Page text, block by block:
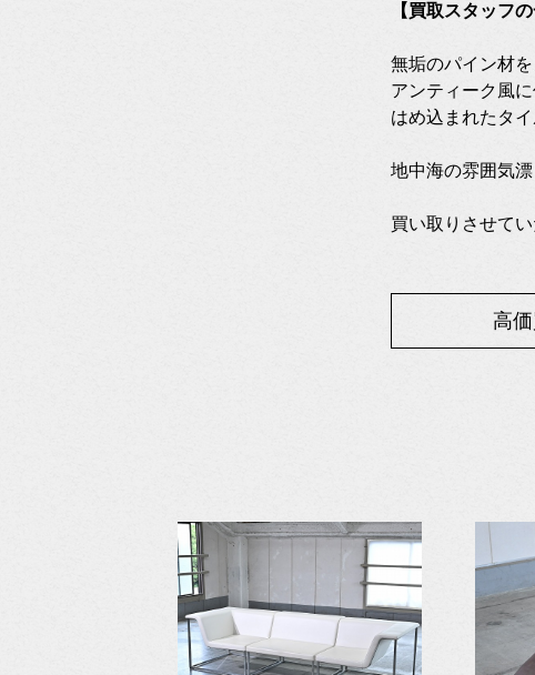
【買取スタッフ
無垢のパイン材
アンティーク風
はめ込まれたタ
地中海の雰囲気
買い取りさせて
高